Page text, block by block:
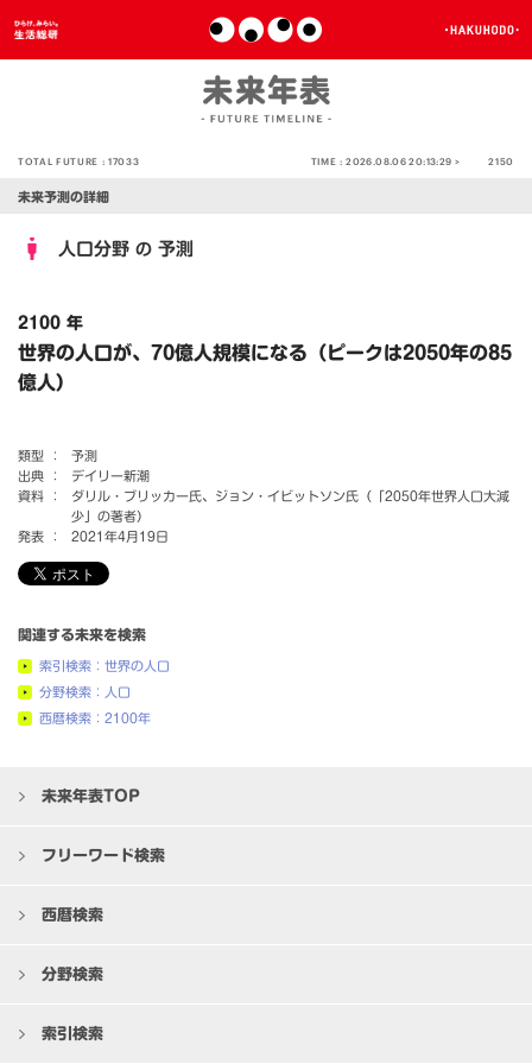
TOTAL FUTURE :17033 TIME :2026.08.06 20:13:29 > 2150
未来予測の詳細
人口分野 の 予測
2100 年
世界の人口が、70億人規模になる（ピークは2050年の85
億人）
類型 ：
予測
出典 ：
デイリー新潮
資料 ：
ダリル・ブリッカー氏、ジョン・イビットソン氏（「2050年世界人口大減
少」の著者）
発表 ：
2021年4月19日
関連する未来を検索
索引検索：世界の人口
分野検索：人口
西暦検索：2100年
未来年表TOP
フリーワード検索
西暦検索
分野検索
索引検索